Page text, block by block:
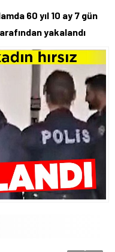
60 yıl 10 ay 7 gün
yakalandı